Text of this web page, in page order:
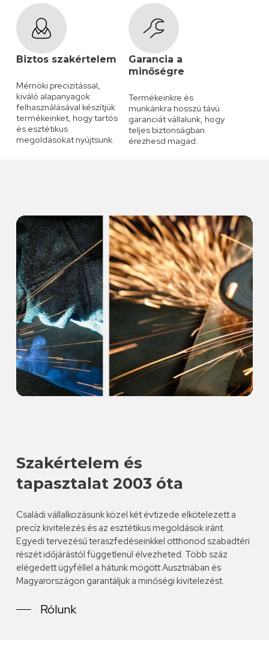
Biztos szakértelem
Mérnöki precizitással,
kiváló alapanyagok
felhasználásával készítjük
termékeinket, hogy tartós
és esztétikus
megoldásokat nyújtsunk.
Garancia a
minőségre
Termékeinkre és
munkánkra hosszú távú
garanciát vállalunk, hogy
teljes biztonságban
érezhesd magad.
Szakértelem és
tapasztalat 2003 óta
Családi vállalkozásunk közel két évtizede elkötelezett a
precíz kivitelezés és az esztétikus megoldások iránt.
Egyedi tervezésű teraszfedéseinkkel otthonod szabadtéri
részét időjárástól függetlenül élvezheted. Több száz
elégedett ügyféllel a hátunk mögött Ausztriában és
Magyarországon garantáljuk a minőségi kivitelezést.
Rólunk